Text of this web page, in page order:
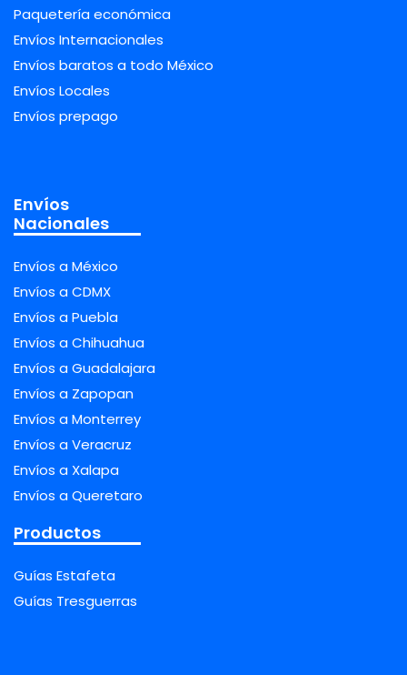
Paquetería económica
Envíos Internacionales
Envíos baratos a todo México
Envíos Locales
Envíos prepago
Envíos
Nacionales
Envíos a México
Envíos a CDMX
Envíos a Puebla
Envíos a Chihuahua
Envíos a Guadalajara
Envíos a Zapopan
Envíos a Monterrey
Envíos a Veracruz
Envíos a Xalapa
Envíos a Queretaro
Productos
Guías Estafeta
Guías Tresguerras